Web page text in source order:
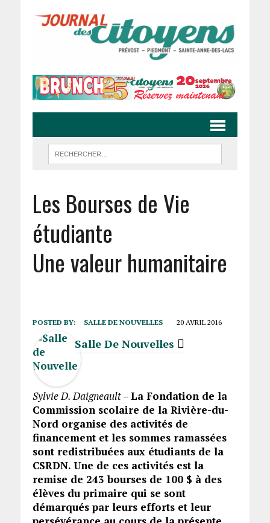
Les Bourses de Vie
étudiante
Une valeur humanitaire
POSTED BY: SALLE DE NOUVELLES 20 AVRIL 2016
Salle De Nouvelles
SylvieD. Daigneault–La Fondation de la
Commission scolaire de la Rivière-du-
Nord organise des activités de
financement et les sommes ramassées
sont redistribuées aux étudiants de la
CSRDN. Une de ces activités est la
remise de 243 bourses de 100 $ à des
élèves du primaire qui se sont
démarqués par leurs efforts et leur